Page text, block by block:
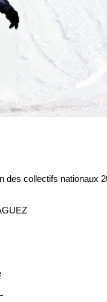
des collectifs nationaux